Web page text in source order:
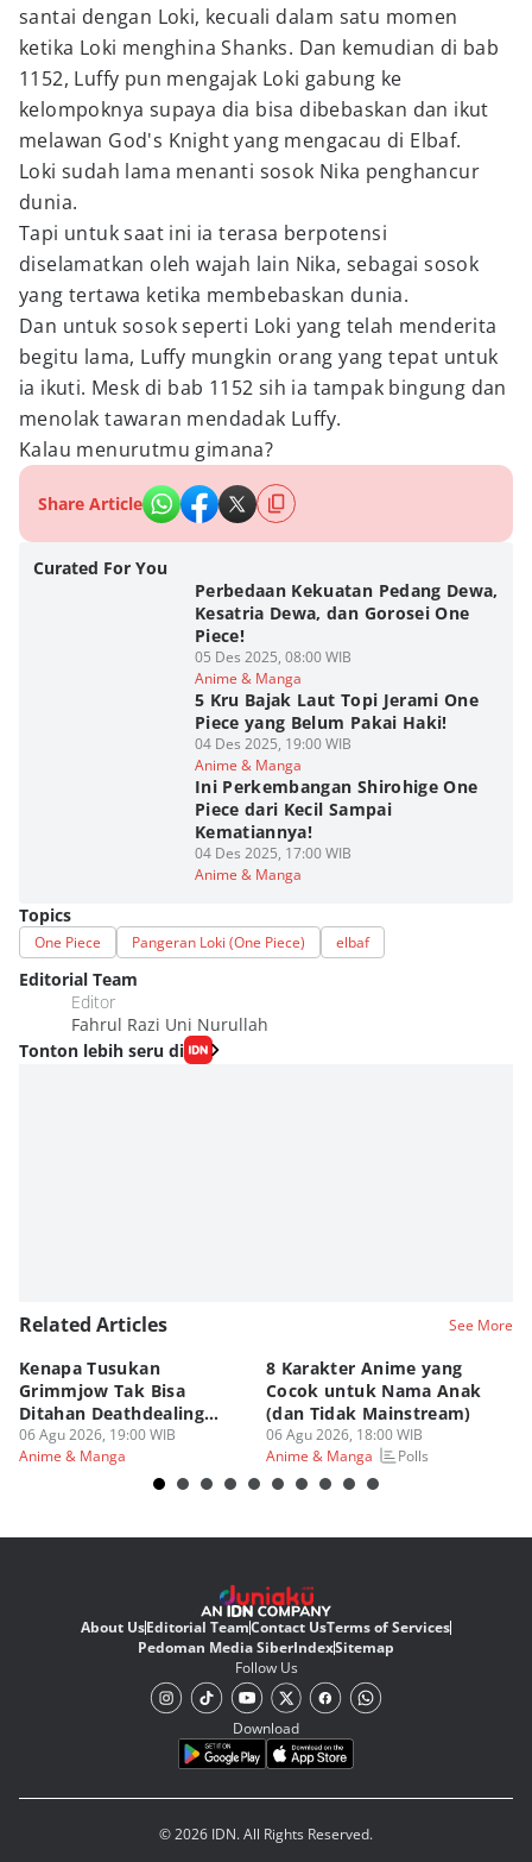
santai dengan Loki, kecuali dalam satu momen
ketika Loki menghina Shanks. Dan kemudian di bab
1152, Luffy pun mengajak Loki gabung ke
kelompoknya supaya dia bisa dibebaskan dan ikut
melawan God's Knight yang mengacau di Elbaf.
Loki sudah lama menanti sosok Nika penghancur
dunia.
Tapi untuk saat ini ia terasa berpotensi
diselamatkan oleh wajah lain Nika, sebagai sosok
yang tertawa ketika membebaskan dunia.
Dan untuk sosok seperti Loki yang telah menderita
begitu lama, Luffy mungkin orang yang tepat untuk
ia ikuti. Mesk di bab 1152 sih ia tampak bingung dan
menolak tawaran mendadak Luffy.
Kalau menurutmu gimana?
Share Article
Curated For You
Perbedaan Kekuatan Pedang Dewa,
Kesatria Dewa, dan Gorosei One
Piece!
05 Des 2025, 08:00 WIB
Anime & Manga
5 Kru Bajak Laut Topi Jerami One
Piece yang Belum Pakai Haki!
04 Des 2025, 19:00 WIB
Anime & Manga
Ini Perkembangan Shirohige One
Piece dari Kecil Sampai
Kematiannya!
04 Des 2025, 17:00 WIB
Anime & Manga
Topics
One Piece Pangeran Loki (One Piece) elbaf
Editorial Team
Editor
Fahrul Razi Uni Nurullah
Tonton lebih seru di
Related Articles See More
Kenapa Tusukan
Grimmjow Tak Bisa
Ditahan Deathdealing
Askin Bleach?
06 Agu 2026, 19:00 WIB
Anime & Manga
8 Karakter Anime yang
Cocok untuk Nama Anak
(dan Tidak Mainstream)
06 Agu 2026, 18:00 WIB
Anime & Manga
Polls
About UsEditorial TeamContact UsTerms of Services
Pedoman Media SiberIndexSitemap
Follow Us
Download
© 2026 IDN. All Rights Reserved.